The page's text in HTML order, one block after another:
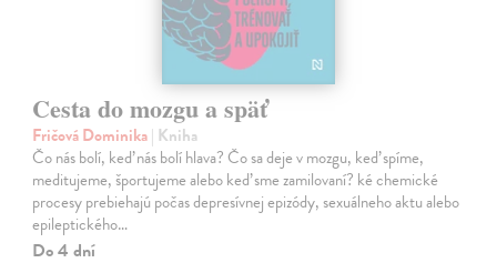
Cesta do mozgu a späť
Fričová Dominika| Kniha
Čo nás bolí, keď nás bolí hlava? Čo sa deje v mozgu, keď spíme,
meditujeme, športujeme alebo keď sme zamilovaní? ké chemické
procesy prebiehajú počas depresívnej epizódy, sexuálneho aktu alebo
epileptického…
Do 4 dní